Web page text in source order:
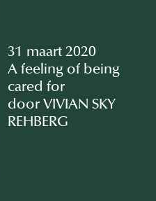
31 maart 2020
A feeling of being
cared for
door VIVIAN SKY
REHBERG